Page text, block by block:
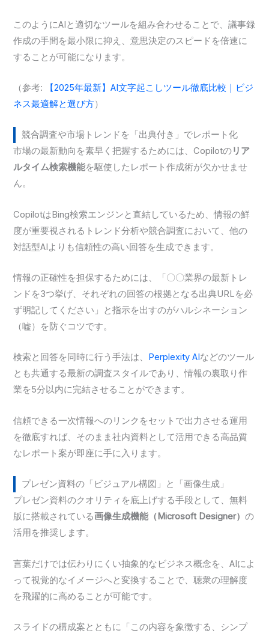
このようにAIと適切なツールを組み合わせることで、議事録
作成の手間を最小限に抑え、意思決定のスピードを倍速に
することが可能になります。
（参考:
【2025年最新】AI文字起こしツール徹底比較｜ビジ
ネス最適解と選び方）
競合調査や市場トレンドを「出典付き」でレポート化
市場の最新動向を素早く把握するためには、Copilotのリア
ルタイム検索機能を駆使したレポート作成術が欠かせませ
ん。
CopilotはBing検索エンジンと直結しているため、情報の鮮
度が重要視されるトレンド分析や競合調査において、他の
対話型AIよりも信頼性の高い回答を生成できます。
情報の正確性を担保するためには、「〇〇業界の最新トレ
ンドを3つ挙げ、それぞれの回答の根拠となる出典URLを必
ず明記してください」と指示を出すのがハルシネーション
（嘘）を防ぐコツです。
検索と回答を同時に行う手法は、 Perplexity AI などのツール
とも共通する最新の調査スタイルであり、情報の裏取り作
業を5分以内に完結させることができます。
信頼できる一次情報へのリンクをセットで出力させる運用
を徹底すれば、そのまま社内資料として活用できる高品質
なレポート案が即座に手に入ります。
プレゼン資料の「ビジュアル構図」と「画像生成」
プレゼン資料のクオリティを底上げする手段として、無料
版に搭載されている画像生成機能（Microsoft Designer）の
活用を推奨します。
言葉だけでは伝わりにくい抽象的なビジネス概念を、AIによ
って視覚的なイメージへと変換することで、聴衆の理解度
を飛躍的に高めることが可能です。
スライドの構成案とともに「この内容を象徴する、シンプ